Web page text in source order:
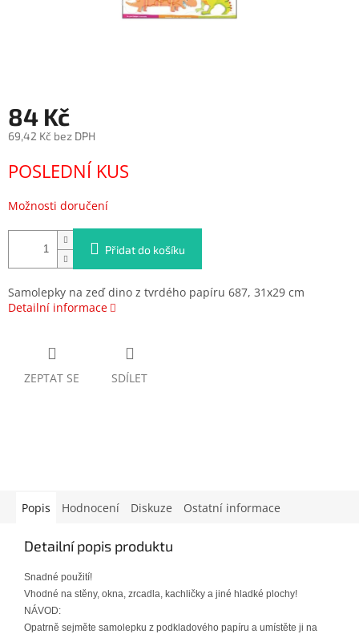
84 Kč
69,42 Kč bez DPH
cena:
POSLEDNÍ KUS
Možnosti doručení
Přidat do košíku
Samolepky na zeď dino z tvrdého papíru 687, 31x29 cm
Detailní informace
ZEPTAT SE SDÍLET
Popis Hodnocení Diskuze Ostatní informace
Detailní popis produktu
Snadné použití!
Vhodné na stěny, okna, zrcadla, kachličky a jiné hladké plochy!
NÁVOD:
Opatrně sejměte samolepku z podkladového papíru a umístěte ji na